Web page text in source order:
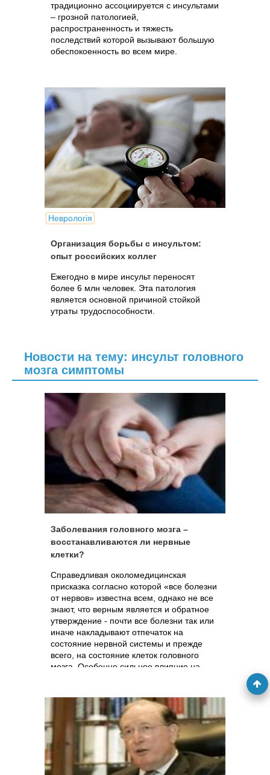
традиционно ассоциируется с инсультами
– грозной патологией,
распространенность и тяжесть
последствий которой вызывают большую
обеспокоенность во всем мире.
Неврологія
Организация борьбы с инсультом:
опыт российских коллег
Ежегодно в мире инсульт переносят
более 6 млн человек. Эта патология
является основной причиной стойкой
утраты трудоспособности.
Новости на тему: инсульт головного
мозга симптомы
Заболевания головного мозга –
восстанавливаются ли нервные
клетки?
Справедливая околомедицинская
присказка согласно которой «все болезни
от нервов» известна всем, однако не все
знают, что верным является и обратное
утверждение - почти все болезни так или
иначе накладывают отпечаток на
состояние нервной системы и прежде
всего, на состояние клеток головного
мозга. Особенно сильное влияние на
вирусные и бактериальные
нейроинфекции, интоксикации,
сосудистые заболевания (например,
атеросклероз мозговых сосудов), а также
некоторые наследственные болезни
(такие, как болезнь Альцгеймера).